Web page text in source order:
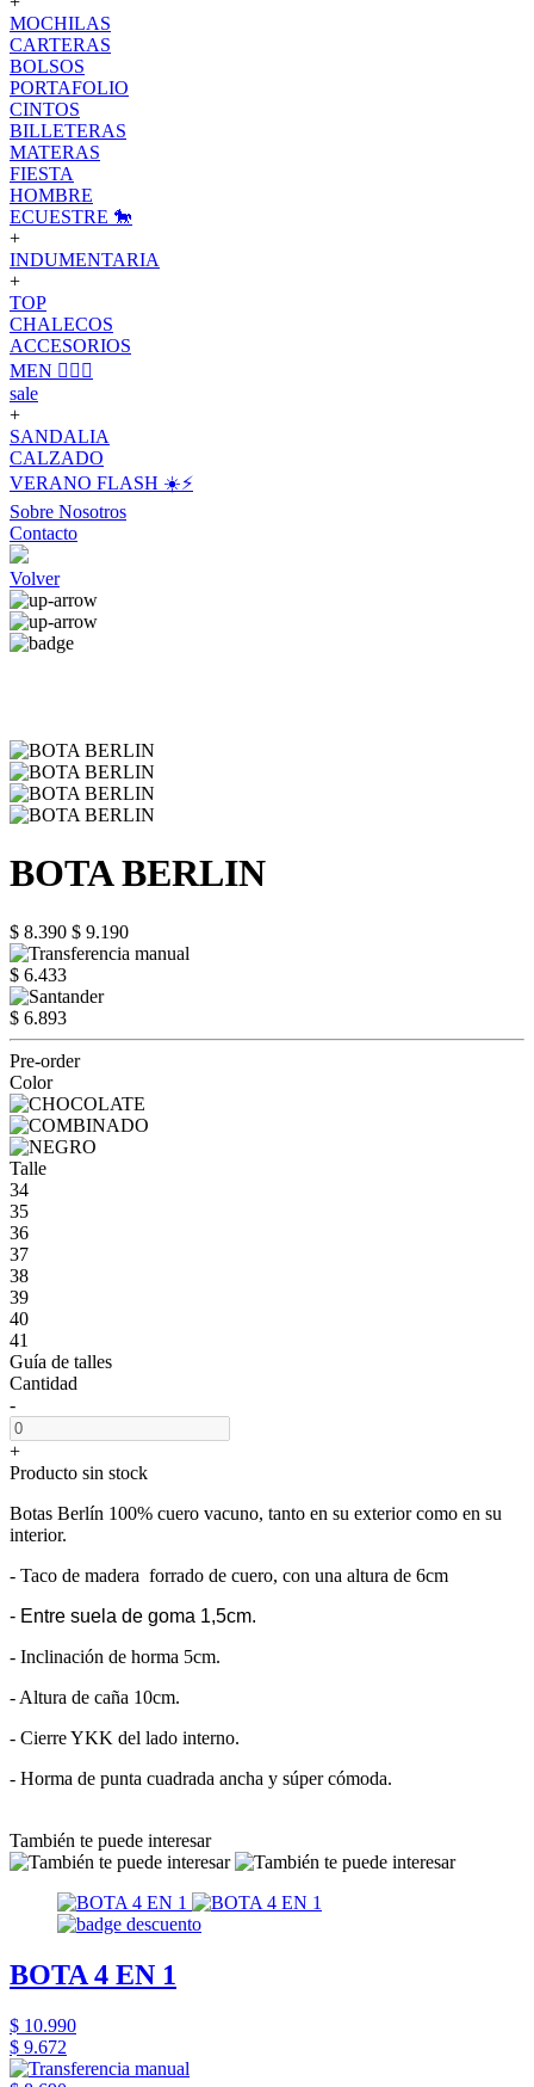
MOCHILAS
CARTERAS
BOLSOS
PORTAFOLIO
CINTOS
BILLETERAS
MATERAS
FIESTA
HOMBRE
ECUESTRE 🐎
+
INDUMENTARIA
+
TOP
CHALECOS
ACCESORIOS
MEN 🙋🏽‍♂️
sale
+
SANDALIA
CALZADO
VERANO FLASH ☀️⚡️
Sobre Nosotros
Contacto
Volver
BOTA BERLIN
$ 8.390 $ 9.190
$ 6.433
$ 6.893
Pre-order
Color
Talle
34
35
36
37
38
39
40
41
Guía de talles
Cantidad
-
+
Producto sin stock
Botas Berlín 100% cuero vacuno, tanto en su exterior como en su
interior.
- Taco de madera forrado de cuero, con una altura de 6cm
- Entre suela de goma 1,5cm.
- Inclinación de horma 5cm.
- Altura de caña 10cm.
- Cierre YKK del lado interno.
- Horma de punta cuadrada ancha y súper cómoda.
También te puede interesar
BOTA 4 EN 1
$ 10.990
$ 9.672